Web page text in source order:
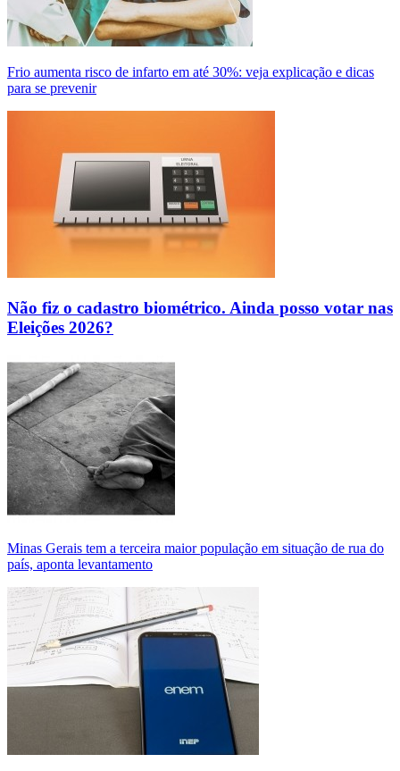
Frio aumenta risco de infarto em até 30%: veja explicação e dicas
para se prevenir
Não fiz o cadastro biométrico. Ainda posso votar nas
Eleições 2026?
Minas Gerais tem a terceira maior população em situação de rua do
país, aponta levantamento